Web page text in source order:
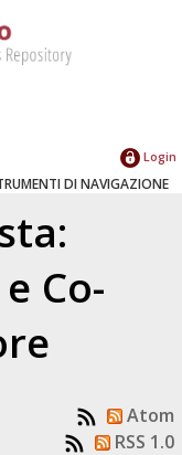
Login
DI NAVIGAZIONE
Co-
Atom
RSS 1.0